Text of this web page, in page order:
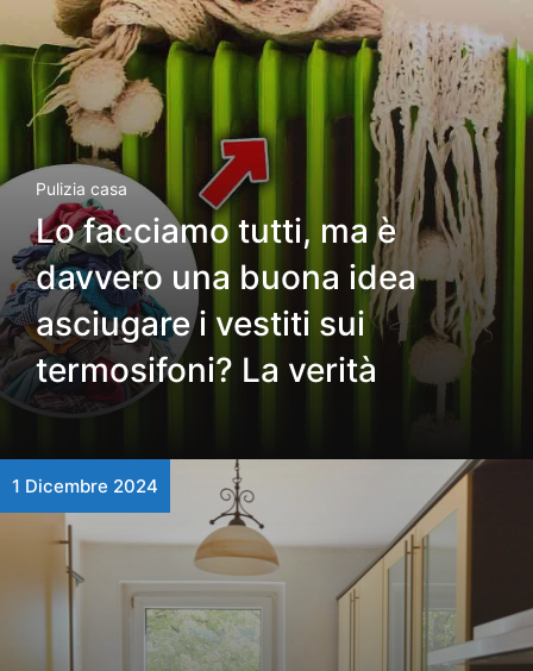
Pulizia casa
Lo facciamo tutti, ma è
davvero una buona idea
asciugare i vestiti sui
termosifoni? La verità
1 Dicembre 2024